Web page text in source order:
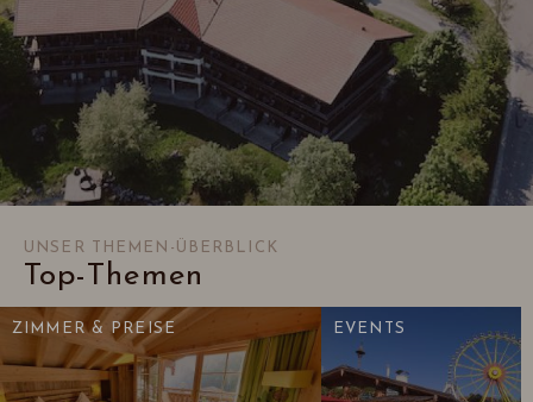
UNSER THEMEN-ÜBERBLICK
Top-Themen
ZIMMER & PREISE EVENTS